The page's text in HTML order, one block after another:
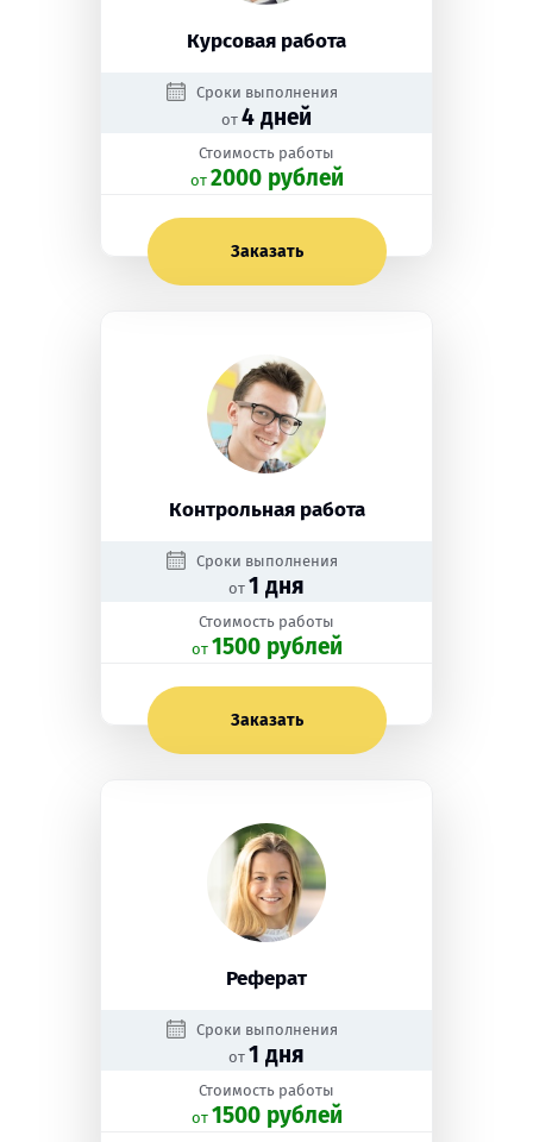
Курсовая работа
Сроки выполнения
от 4 дней
Стоимость работы
oт 2000 рублей
Заказать
Контрольная работа
Сроки выполнения
от 1 дня
Стоимость работы
oт 1500 рублей
Заказать
Реферат
Сроки выполнения
от 1 дня
Стоимость работы
oт 1500 рублей